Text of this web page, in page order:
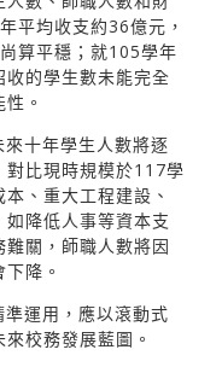
平均收支約36億元，
算平穩；就105學年
的學生數未能完全
。
十年學生人數將逐
對比現時規模於117學
、重大工程建設、
降低人事等資本支
關，師職人數將因
降。
運用，應以滾動式
校務發展藍圖。